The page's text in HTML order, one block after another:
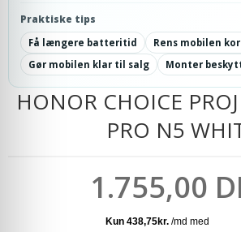
Praktiske tips
Få længere batteritid
Rens mobilen
Gør mobilen klar til salg
Monter
HONOR CHOICE
PRO N5
1.755,00